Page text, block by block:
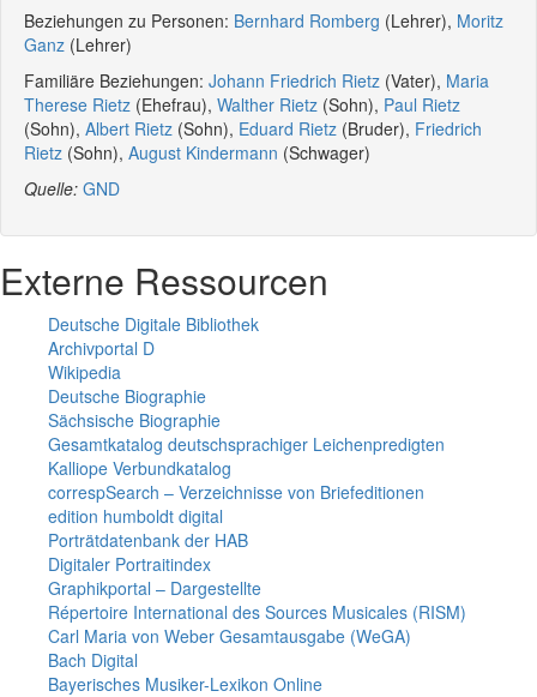
Beziehungen zu Personen: Bernhard Romberg (Lehrer), Moritz
Ganz (Lehrer)
Familiäre Beziehungen: Johann Friedrich Rietz (Vater), Maria
Therese Rietz (Ehefrau), Walther Rietz (Sohn), Paul Rietz
(Sohn), Albert Rietz (Sohn), Eduard Rietz (Bruder), Friedrich
Rietz (Sohn), August Kindermann (Schwager)
Quelle: GND
Externe Ressourcen
Deutsche Digitale Bibliothek
Archivportal D
Wikipedia
Deutsche Biographie
Sächsische Biographie
Gesamtkatalog deutschsprachiger Leichenpredigten
Kalliope Verbundkatalog
correspSearch – Verzeichnisse von Briefeditionen
edition humboldt digital
Porträtdatenbank der HAB
Digitaler Portraitindex
Graphikportal – Dargestellte
Répertoire International des Sources Musicales (RISM)
Carl Maria von Weber Gesamtausgabe (WeGA)
Bach Digital
Bayerisches Musiker-Lexikon Online